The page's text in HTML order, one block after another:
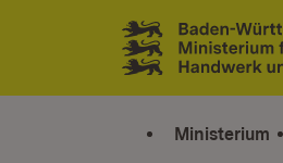
Zum Inhalt springen
Link zur Startseite
Ministerium